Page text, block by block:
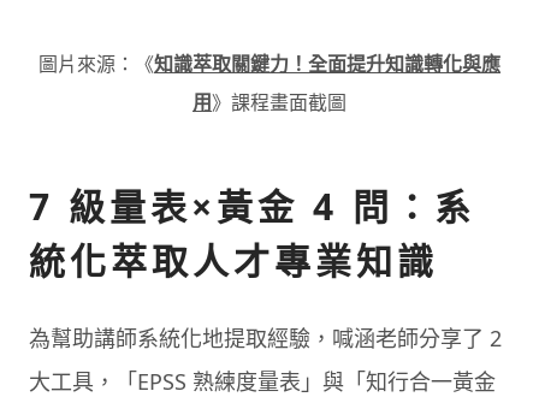
圖片來源：《知識萃取關鍵力！全面提升知識轉化與應
用》課程畫面截圖
7 級量表×黃金 4 問：系
統化萃取人才專業知識
為幫助講師系統化地提取經驗，喊涵老師分享了 2
大工具，「EPSS 熟練度量表」與「知行合一黃金